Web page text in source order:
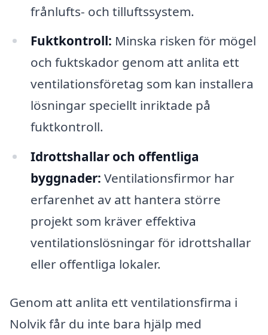
frånlufts- och tilluftssystem.
Fuktkontroll: Minska risken för mögel
och fuktskador genom att anlita ett
ventilationsföretag som kan installera
lösningar speciellt inriktade på
fuktkontroll.
Idrottshallar och offentliga
byggnader: Ventilationsfirmor har
erfarenhet av att hantera större
projekt som kräver effektiva
ventilationslösningar för idrottshallar
eller offentliga lokaler.
Genom att anlita ett ventilationsfirma i
Nolvik får du inte bara hjälp med